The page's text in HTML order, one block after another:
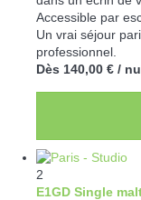
Accessible par
Un vrai séjour
professionnel.
Dès 140,00 € /
2
E1GD Single